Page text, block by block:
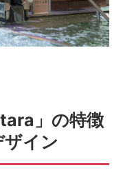
」の特徴
イン